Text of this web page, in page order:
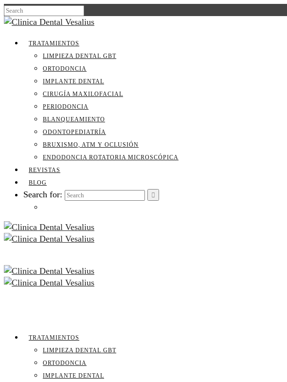
TRATAMIENTOS
LIMPIEZA DENTAL GBT
ORTODONCIA
IMPLANTE DENTAL
CIRUGÍA MAXILOFACIAL
PERIODONCIA
BLANQUEAMIENTO
ODONTOPEDIATRÍA
BRUXISMO, ATM Y OCLUSIÓN
ENDODONCIA ROTATORIA MICROSCÓPICA
REVISTAS
BLOG
Search for:
TRATAMIENTOS
LIMPIEZA DENTAL GBT
ORTODONCIA
IMPLANTE DENTAL